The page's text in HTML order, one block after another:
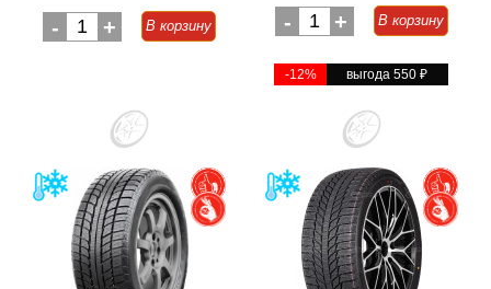
- 1 + В корзину - 1 + В корзину
-12% выгода 550₽